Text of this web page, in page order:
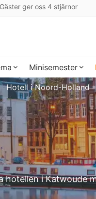
ger oss 4 stjärnor
Minisemester
i Katwoude
Hotell i Noord-Holland